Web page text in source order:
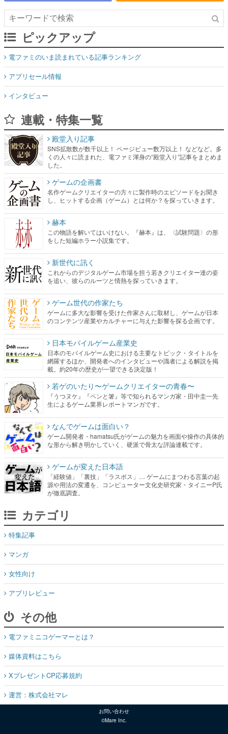
ピックアップ
電ファミのいま読まれている記事ランキング
アプリセール情報
インタビュー
連載・特集一覧
殿堂入り記事
SNS拡散数が数千以上！ ページビュー数万以上！ などなど。多
くの人々に読まれた、電ファミ渾身の“殿堂入り”記事をまとめま
した。
ゲームの企画書
名作ゲームクリエイターの方々に製作時のエピソードをお聞き
し、ヒットする企画（ゲーム）とは何か？を探っていきます。
赫本
この物語を解いてはいけない。『赫本』は、〈試験問題〉の形
をした短編ホラー小説集です。
新世代に訊く
これからのデジタルゲーム市場を担う若きクリエイター達の姿
を追い、彼らのルーツと情熱を探っていきます。
ゲーム世代の作家たち
ゲームに多大な影響を受けた作家さんに取材し、ゲームが日本
のコンテンツ産業やカルチャーに与えた影響を探る企画です。
日本モバイルゲーム産業史
日本のモバイルゲーム史における主要なトピック・タイトルを
網羅するほか、開発者へのインタビューや識者による解説を掲
載。約20年の歴史が一望できる決定版！
若ゲのいたり〜ゲームクリエイターの青春〜
『うつヌケ』『ペンと箸』等で知られるマンガ家・田中圭一先
生によるゲーム業界レポートマンガです。
なんでゲームは面白い？
ゲーム開発者・hamatsu氏がゲームの魅力を画面や操作の具体的
な形から解き明かしていく、硬派で骨太な評論連載です。
ゲームが変えた日本語
「経験値」「裏技」「ラスボス」… ゲームにまつわる言葉の起
源や用法の変遷を、コンピューター文化史研究家・タイニーP氏
が徹底調査。
カテゴリ
特集記事
マンガ
女性向け
アプリレビュー
その他
電ファミニコゲーマーとは？
媒体資料はこちら
XプレゼントCP応募規約
運営：株式会社マレ
お問い合わせ
©Mare Inc.